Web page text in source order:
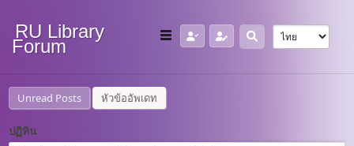
RU Library
Forum
Unread Posts หัวข้ออัพเดท
ปฏิทิน